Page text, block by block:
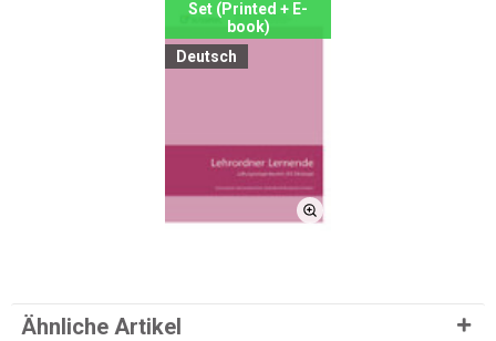
Set (Printed + E-
book)
Deutsch
Ähnliche Artikel